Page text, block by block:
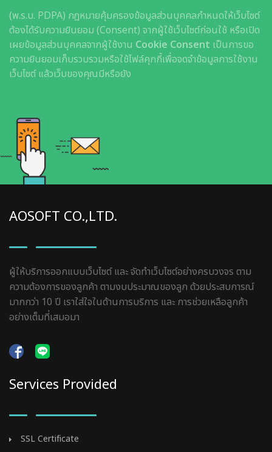
(พ.ร.บ. PDPA) กฎหมายคุ้มครองข้อมูลส่วนบุคคลกำหนดให้เว็บไซต์
ต้องได้รับความยินยอม (Consent) จากผู้ใช้เว็บไซต์ก่อนใช้ หรือเปิด
เผยข้อมูลส่วนบุคคลจากผู้ใช้งาน Cookie Consent เป็นการขอ
ความยินยอมเก็บรวบรวมหรือใช้ไฟล์คุกกี้เพื่อจดจำข้อมูลการใช้งาน
เว็บไซต์ แล้วเว็บของคุณมีหรือยัง
AOSOFT CO.,LTD.
ผู้ให้บริการออกแบบเว็บไซต์ และ จัดทำเว็บไซต์อย่างครบวงจร ตาม
ความต้องการของลูกค้า ตามงบประมาณของลูก ด้วยประสบการณ์
มากกว่า 10 ปี เราใส่ใจในด้านการบริการ และ การช่วยเหลือลูกค้า
อย่างเต็มที่เสมอมา
Services Provided
SSL Certificate